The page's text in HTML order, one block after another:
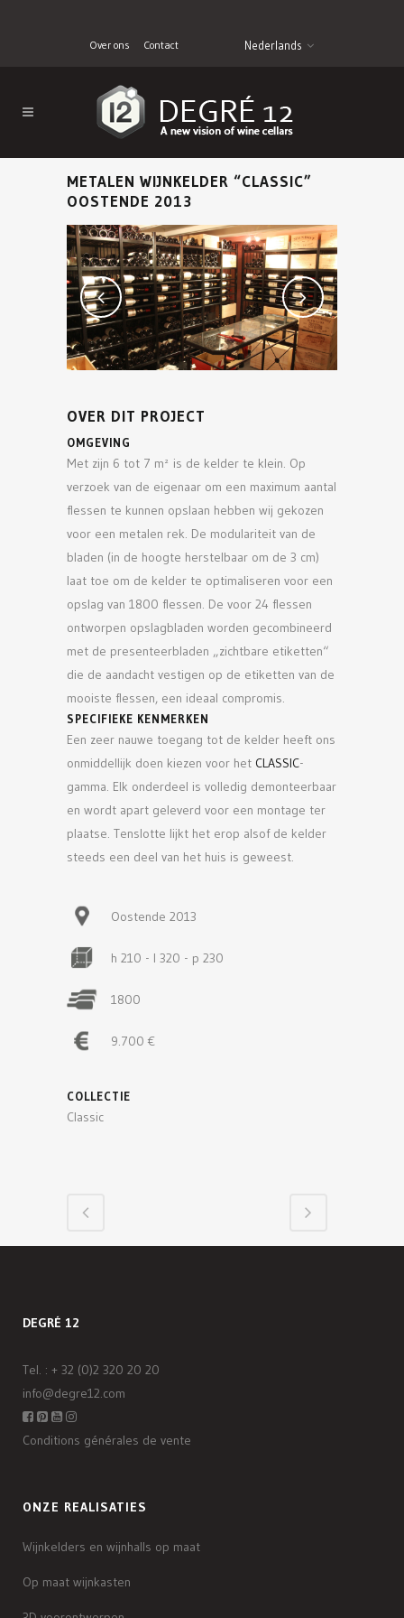
Over ons Contact Nederlands
METALEN WIJNKELDER “CLASSIC”
OOSTENDE 2013
OVER DIT PROJECT
OMGEVING
Met zijn 6 tot 7 m² is de kelder te klein. Op
verzoek van de eigenaar om een maximum aantal
flessen te kunnen opslaan hebben wij gekozen
voor een metalen rek. De modulariteit van de
bladen (in de hoogte herstelbaar om de 3 cm)
laat toe om de kelder te optimaliseren voor een
opslag van 1800 flessen. De voor 24 flessen
ontworpen opslagbladen worden gecombineerd
met de presenteerbladen „zichtbare etiketten“
die de aandacht vestigen op de etiketten van de
mooiste flessen, een ideaal compromis.
SPECIFIEKE KENMERKEN
Een zeer nauwe toegang tot de kelder heeft ons
onmiddellijk doen kiezen voor het CLASSIC-
gamma. Elk onderdeel is volledig demonteerbaar
en wordt apart geleverd voor een montage ter
plaatse. Tenslotte lijkt het erop alsof de kelder
steeds een deel van het huis is geweest.
Oostende 2013
h 210 - l 320 - p 230
1800
9.700 €
COLLECTIE
Classic
DEGRÉ 12
Tel. : + 32 (0)2 320 20 20
info@degre12.com
Conditions générales de vente
ONZE REALISATIES
Wijnkelders en wijnhalls op maat
Op maat wijnkasten